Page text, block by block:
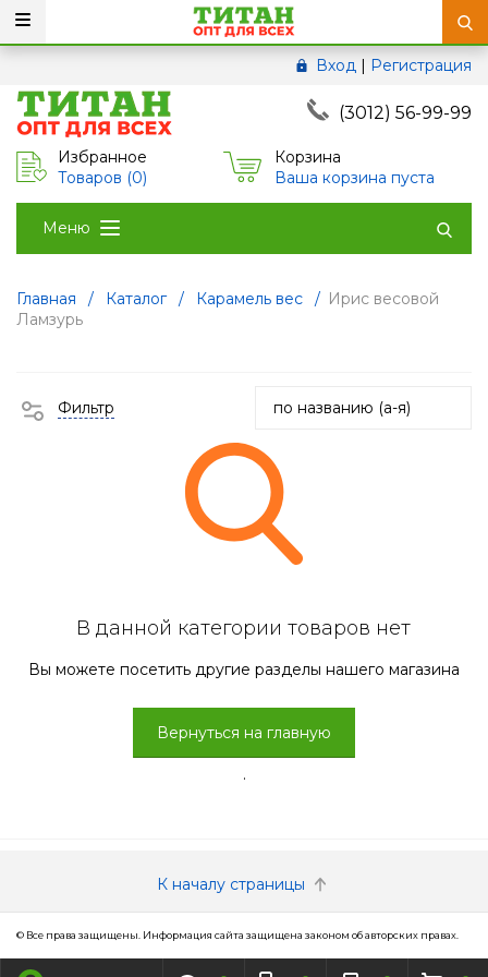
Вход | Регистрация
(3012) 56-99-99
Избранное
Товаров (0)
Корзина
Ваша корзина пуста
Меню
Главная / Каталог / Карамель вес / Ирис весовой
Ламзурь
Фильтр
В данной категории товаров нет
Вы можете посетить другие разделы нашего магазина
Вернуться на главную
.
К началу страницы
© Все права защищены. Информация сайта защищена законом об авторских правах.